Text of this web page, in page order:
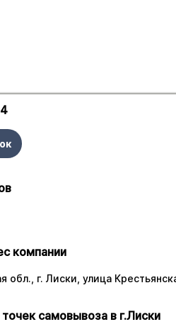
компании
обл., г. Лиски, улица
самовывоза в г.Лиски